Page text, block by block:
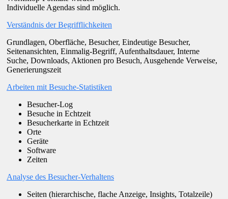
Individuelle Agendas sind möglich.
Verständnis der Begrifflichkeiten
Grundlagen, Oberfläche, Besucher, Eindeutige Besucher,
Seitenansichten, Einmalig-Begriff, Aufenthaltsdauer, Interne
Suche, Downloads, Aktionen pro Besuch, Ausgehende Verweise,
Generierungszeit
Arbeiten mit Besuche-Statistiken
Besucher-Log
Besuche in Echtzeit
Besucherkarte in Echtzeit
Orte
Geräte
Software
Zeiten
Analyse des Besucher-Verhaltens
Seiten (hierarchische, flache Anzeige, Insights, Totalzeile)